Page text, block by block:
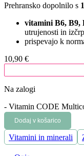
Prehransko dopolnilo s
vitamini B6, B9,
utrujenosti in
prispevajo k
10,90 €
Na zalogi
- Vitamin CODE
Dodaj v košarico
Vitamini in minerali